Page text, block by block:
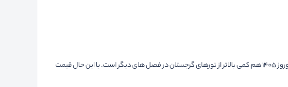
در حالت کلی، قیمت تورهای نوروزی از سایر تورهای مشابه در فصل های دیگر بالاتر است. بنابراین قیمت تور گرجستان نوروز 1405 هم کمی بالاتر از تورهای گرجستان در فصل های دیگر است. با این حال قیمت